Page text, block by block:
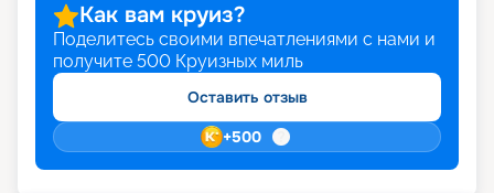
Как вам круиз?
Поделитесь своими впечатлениями с нами и
получите 500 Круизных миль
Оставить отзыв
+500